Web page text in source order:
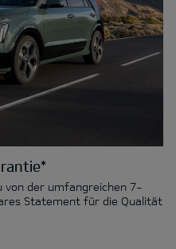
von der umfangreichen 7-
Statement für die Qualität